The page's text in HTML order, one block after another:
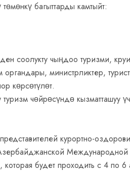
багыттарды камтыйт:
соолукту чыңдоо туризми,
министрликтер,
көрсөтүлөт.
туризм чөйрөсүндө кызматташуу
курортно-
Международной
будет проходить с 4 по